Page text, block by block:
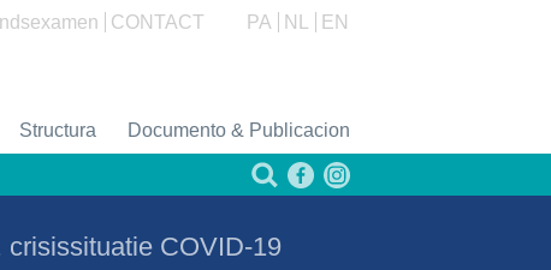
CONTACT PA NL EN
Structura Documento & Publicacion
crisissituatie COVID-19